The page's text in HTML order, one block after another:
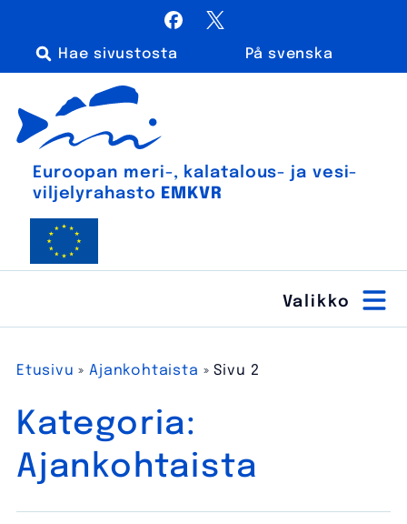
Facebook
På svenska
Haku:
Euroopan meri-, kalatalous- ja vesiviljelyrahasto
Euroopan meri-, kala­talous- ja vesi­
viljely­rahasto
EMKVR
Etusivu »Ajankohtaista »Sivu 2
Kategoria:
Ajankohtaista